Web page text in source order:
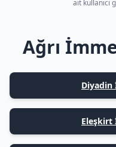
ait kullanıcı
Ağrı
Diyadin
Eleşkirt